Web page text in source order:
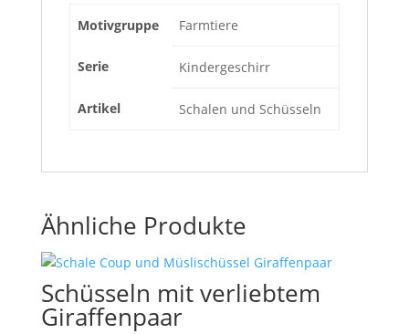
Motivgruppe Farmtiere
Serie Kindergeschirr
Artikel Schalen und Schüsseln
Ähnliche Produkte
Schüsseln mit verliebtem
Giraffenpaar